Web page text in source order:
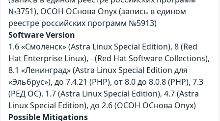
№3751), ОСОН ОСнова Оnyx (запись в едином
реестре российских программ №5913)
Software Version
1.6 «Смоленск» (Astra Linux Special Edition), 8 (Red
Hat Enterprise Linux), - (Red Hat Software Collections),
8.1 «Ленинград» (Astra Linux Special Edition для
«Эльбрус»), до 7.4.21 (PHP), от 8.0 до 8.0.8 (PHP), 7.3
(РЕД ОС), 1.7 (Astra Linux Special Edition), 4.7 (Astra
Linux Special Edition), до 2.6 (ОСОН ОСнова Оnyx)
Possible Mitigations